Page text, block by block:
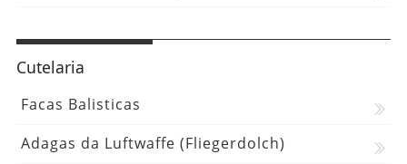
Cutelaria
Facas Balisticas
Adagas da Luftwaffe (Fliegerdolch)